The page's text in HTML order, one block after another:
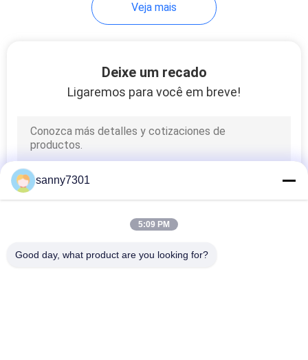
filtro de ar do hepa
Filtro de ar de ULPA
Veja mais
Deixe um recado
Ligaremos para você em breve!
sanny7301
5:09 PM
Good day, what product are you looking for?